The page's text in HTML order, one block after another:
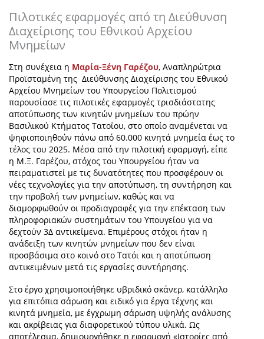
Πιλοτικές εφαρμογές από τη Διεύθυνση
Διαχείρισης του Εθνικού Αρχείου
Μνημείων
Στη συνέχεια η Μαρία-Ξένη Γαρέζου, Αναπληρώτρια
Προϊσταμένη της Διεύθυνσης Διαχείρισης του Εθνικού
Αρχείου Μνημείων του Υπουργείου Πολιτισμού
παρουσίασε τις πιλοτικές εφαρμογές τρισδιάστατης
αποτύπωσης των κινητών μνημείων του πρώην
Βασιλικού Κτήματος Τατοΐου, στο οποίο αναμένεται να
ψηφιοποιηθούν πάνω από 60.000 κινητά μνημεία έως το
τέλος του 2025. Μέσα από την πιλοτική εφαρμογή, είπε
η Μ.Ξ. Γαρέζου, στόχος του Υπουργείου ήταν να
πειραματιστεί με τις δυνατότητες που προσφέρουν οι
νέες τεχνολογίες για την αποτύπωση, τη συντήρηση και
την προβολή των μνημείων, καθώς και να
διαμορφωθούν οι προδιαγραφές για την επέκταση των
πληροφοριακών συστημάτων του Υπουγείου για να
δεχτούν 3Δ αντικείμενα. Επιμέρους στόχοι ήταν η
ανάδειξη των κινητών μνημείων που δεν είναι
προσβάσιμα στο κοινό στο Τατόι και η αποτύπωση
αντικειμένων μετά τις εργασίες συντήρησης.
Στο έργο χρησιμοποιήθηκε υβριδικό σκάνερ, κατάλληλο
για επιτόπια σάρωση και ειδικό για έργα τέχνης και
κινητά μνημεία, με έγχρωμη σάρωση υψηλής ανάλυσης
και ακρίβειας για διαφορετικού τύπου υλικά. Ως
αποτέλεσμα, δημιουργήθηκε η εφαρμογή «Ιστορίες από